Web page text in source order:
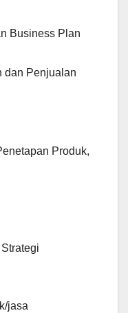
Business Plan
dan Penjualan
Produk,
jasa